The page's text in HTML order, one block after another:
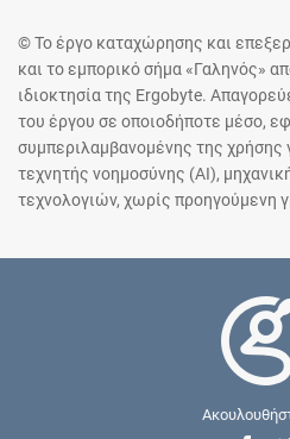
© Το έργο καταχώρησης και
και το εμπορικό σήμα «Γαληνός»
ιδιοκτησία της Ergobyte.
του έργου σε οποιοδήποτε μέσο,
συμπεριλαμβανομένης της χρήσης
τεχνητής νοημοσύνης (AI),
τεχνολογιών, χωρίς προηγούμενη